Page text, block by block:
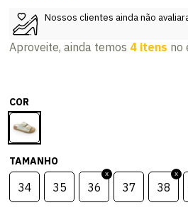
Nossos clientes ainda não
Aproveite, ainda temos 4 itens no
COR
TAMANHO
34 35 36 37 38